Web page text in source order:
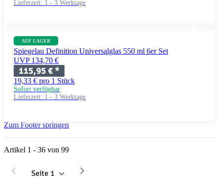
Lieferzeit: 1 - 3 Werktage
AUF LAGER
Spiegelau Definition Universalglas 550 ml 6er Set
UVP 134,70 €
115,95 €*
19,33 € pro 1 Stück
Sofort verfügbar
Lieferzeit: 1 - 3 Werktage
Zum Footer springen
Artikel 1 - 36 von 99
Seite 1